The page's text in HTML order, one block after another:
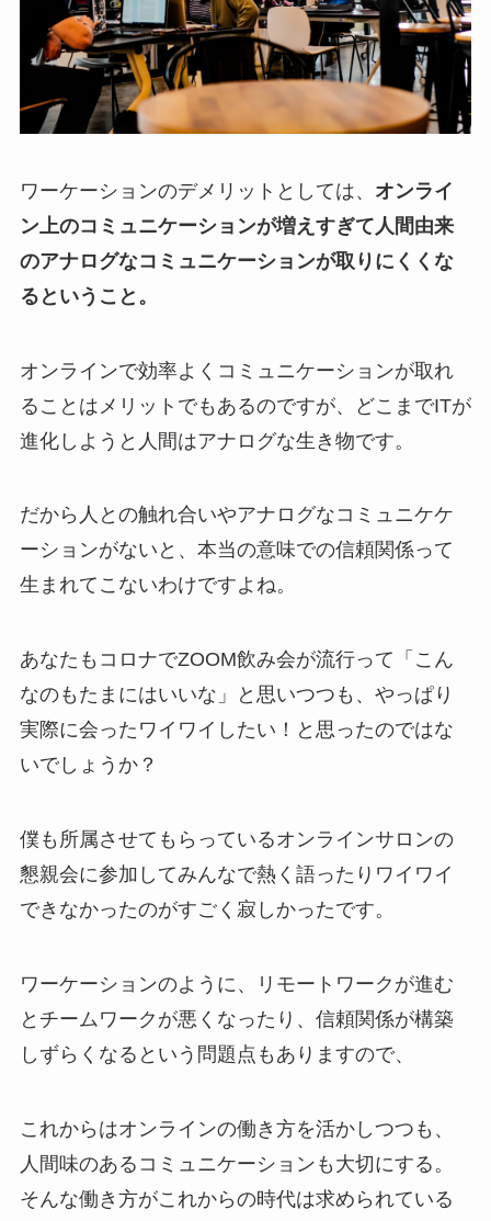
ワーケーションのデメリットとしては、 オンライ
ン上のコミュニケーションが増えすぎて人間由来
のアナログなコミュニケーションが取りにくくな
るということ。
オンラインで効率よくコミュニケーションが取れ
ることはメリットでもあるのですが、どこまでITが
進化しようと人間はアナログな生き物です。
だから人との触れ合いやアナログなコミュニケケ
ーションがないと、本当の意味での信頼関係って
生まれてこないわけですよね。
あなたもコロナでZOOM飲み会が流行って「こん
なのもたまにはいいな」と思いつつも、やっぱり
実際に会ったワイワイしたい！と思ったのではな
いでしょうか？
僕も所属させてもらっているオンラインサロンの
懇親会に参加してみんなで熱く語ったりワイワイ
できなかったのがすごく寂しかったです。
ワーケーションのように、リモートワークが進む
とチームワークが悪くなったり、信頼関係が構築
しずらくなるという問題点もありますので、
これからはオンラインの働き方を活かしつつも、
人間味のあるコミュニケーションも大切にする。
そんな働き方がこれからの時代は求められている